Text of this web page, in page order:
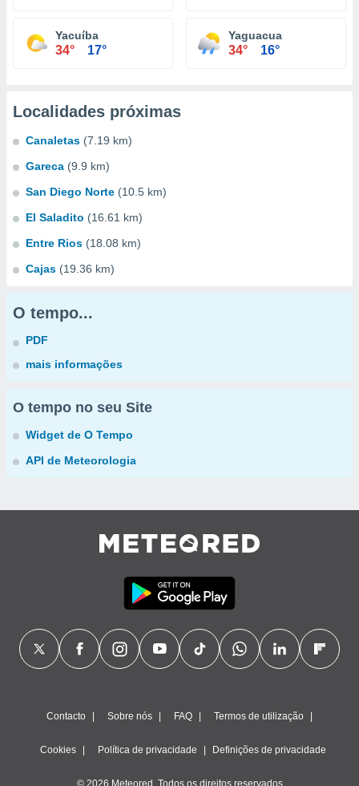
Yacuíba
34° 17°
Yaguacua
34° 16°
Localidades próximas
Canaletas (7.19 km)
Gareca (9.9 km)
San Diego Norte (10.5 km)
El Saladito (16.61 km)
Entre Rios (18.08 km)
Cajas (19.36 km)
O tempo...
PDF
mais informações
O tempo no seu Site
Widget de O Tempo
API de Meteorologia
Contacto Sobre nós FAQ Termos de utilização
Cookies Política de privacidade Definições de privacidade
© 2026 Meteored. Todos os direitos reservados